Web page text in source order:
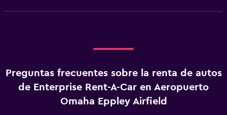
Preguntas frecuentes sobre la renta de autos
de Enterprise Rent-A-Car en Aeropuerto
Omaha Eppley Airfield